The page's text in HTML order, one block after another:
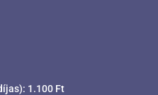
1.100 Ft